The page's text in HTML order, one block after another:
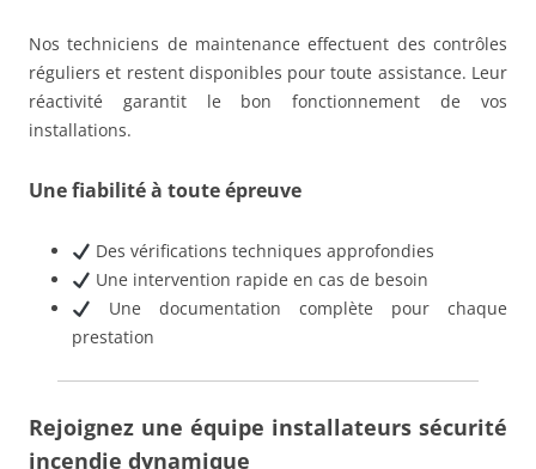
Nos techniciens de maintenance effectuent des contrôles
réguliers et restent disponibles pour toute assistance. Leur
réactivité garantit le bon fonctionnement de vos
installations.
Une fiabilité à toute épreuve
Des vérifications techniques approfondies
Une intervention rapide en cas de besoin
Une documentation complète pour chaque
prestation
Rejoignez une équipe installateurs sécurité
incendie dynamique